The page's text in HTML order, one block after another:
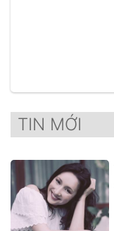
TIN MỚI